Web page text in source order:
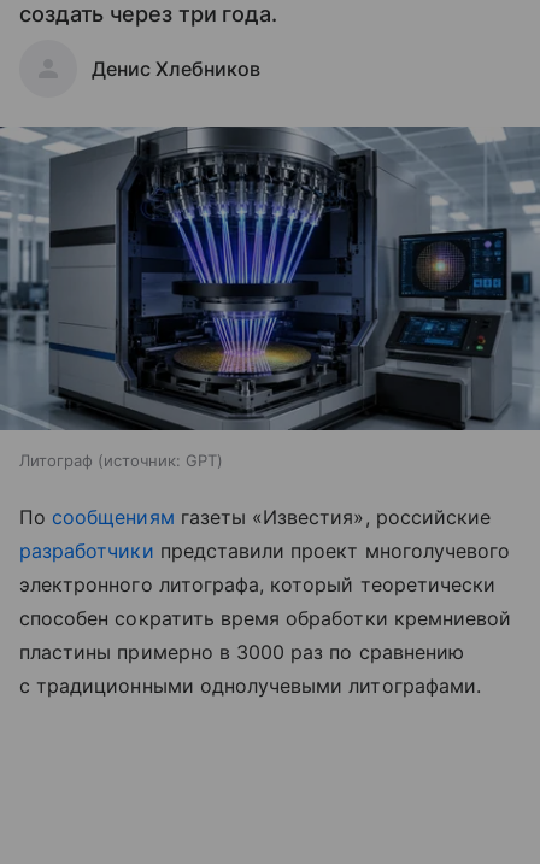
создать через три года.
Денис Хлебников
Литограф источник: GPT
По сообщениям газеты «Известия», российские
разработчики представили проект многолучевого
электронного литографа, который теоретически
способен сократить время обработки кремниевой
пластины примерно в 3000 раз по сравнению
с традиционными однолучевыми литографами.